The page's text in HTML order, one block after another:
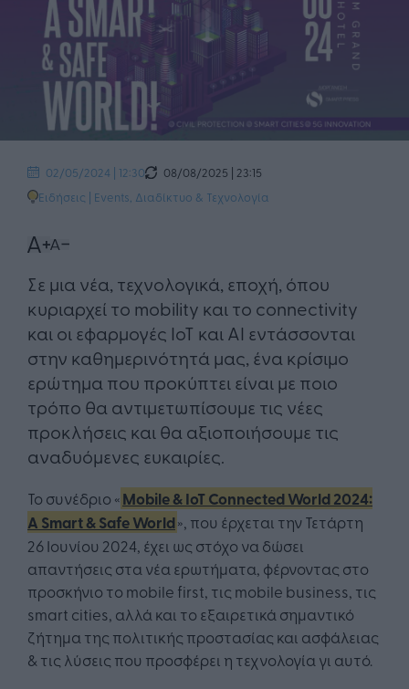
02/05/2024 | 12:30
08/08/2025 | 23:15
Ειδήσεις | Events Διαδίκτυο & Τεχνολογία
Σε μια νέα, τεχνολογικά, εποχή, όπου
κυριαρχεί το mobility και το connectivity
και οι εφαρμογές IoT και AI εντάσσονται
στην καθημερινότητά μας, ένα κρίσιμο
ερώτημα που προκύπτει είναι με ποιο
τρόπο θα αντιμετωπίσουμε τις νέες
προκλήσεις και θα αξιοποιήσουμε τις
αναδυόμενες ευκαιρίες.
Το συνέδριο «Mobile & IoT Connected World 2024:
Α Smart & Safe World», που έρχεται την Τετάρτη
26 Ιουνίου 2024, έχει ως στόχο να δώσει
απαντήσεις στα νέα ερωτήματα, φέρνοντας στο
προσκήνιο το mobile first, τις mobile business, τις
smart cities, αλλά και το εξαιρετικά σημαντικό
ζήτημα της πολιτικής προστασίας και ασφάλειας
& τις λύσεις που προσφέρει η τεχνολογία γι αυτό.